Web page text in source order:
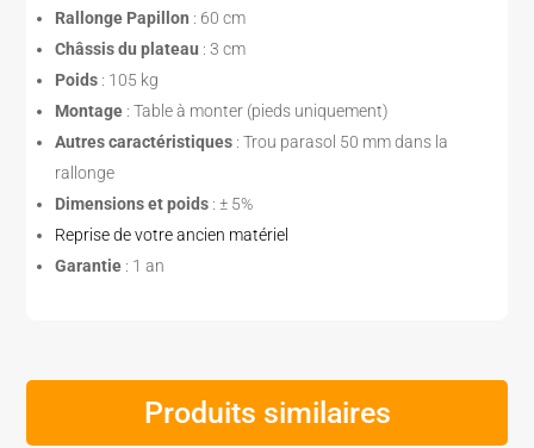
Rallonge Papillon : 60 cm
Châssis du plateau : 3 cm
Poids : 105 kg
Montage : Table à monter (pieds uniquement)
Autres caractéristiques : Trou parasol 50 mm dans la
rallonge
Dimensions et poids : ± 5%
Reprise de votre ancien matériel
Garantie : 1 an
Produits similaires